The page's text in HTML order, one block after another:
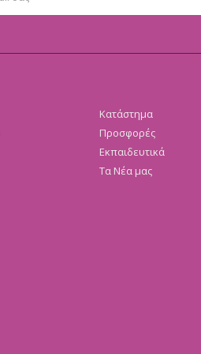
Κατάστημα
Προσφορές
Εκπαιδευτικά
Τα Νέα μας